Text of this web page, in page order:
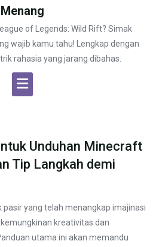
Menang
of Legends: Wild Rift? Simak
wajib kamu tahu! Lengkap dengan
rahasia yang jarang dibahas.
Unduhan Minecraft
Tip Langkah demi
yang telah menangkap imajinasi
kreativitas dan
utama ini akan memandu